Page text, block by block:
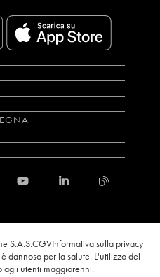
S.A.S.CGVInformativa sulla privacy
dannoso per la salute. L'utilizzo del
agli utenti maggiorenni.